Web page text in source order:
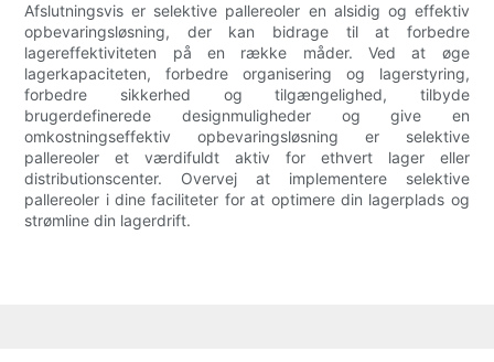
Afslutningsvis er selektive pallereoler en alsidig og effektiv
opbevaringsløsning, der kan bidrage til at forbedre
lagereffektiviteten på en række måder. Ved at øge
lagerkapaciteten, forbedre organisering og lagerstyring,
forbedre sikkerhed og tilgængelighed, tilbyde
brugerdefinerede designmuligheder og give en
omkostningseffektiv opbevaringsløsning er selektive
pallereoler et værdifuldt aktiv for ethvert lager eller
distributionscenter. Overvej at implementere selektive
pallereoler i dine faciliteter for at optimere din lagerplads og
strømline din lagerdrift.